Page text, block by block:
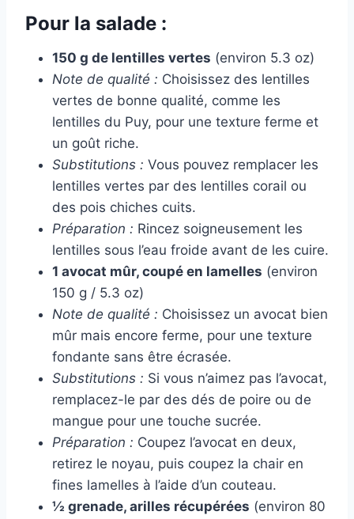
Pour la salade :
150 g de lentilles vertes (environ 5.3 oz)
Note de qualité : Choisissez des lentilles
vertes de bonne qualité, comme les
lentilles du Puy, pour une texture ferme et
un goût riche.
Substitutions : Vous pouvez remplacer les
lentilles vertes par des lentilles corail ou
des pois chiches cuits.
Préparation : Rincez soigneusement les
lentilles sous l’eau froide avant de les cuire.
1 avocat mûr, coupé en lamelles (environ
150 g / 5.3 oz)
Note de qualité : Choisissez un avocat bien
mûr mais encore ferme, pour une texture
fondante sans être écrasée.
Substitutions : Si vous n’aimez pas l’avocat,
remplacez-le par des dés de poire ou de
mangue pour une touche sucrée.
Préparation : Coupez l’avocat en deux,
retirez le noyau, puis coupez la chair en
fines lamelles à l’aide d’un couteau.
½ grenade, arilles récupérées (environ 80